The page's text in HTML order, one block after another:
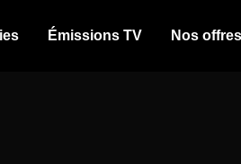
Émissions TV Nos offres